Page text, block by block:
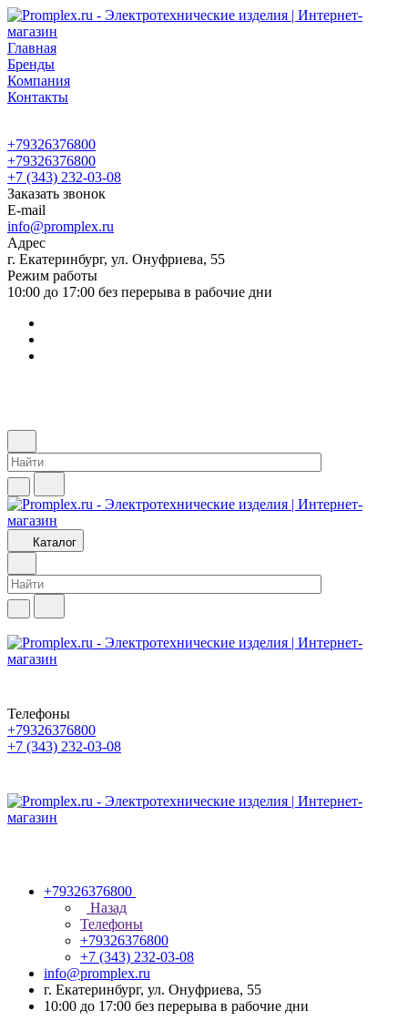
Главная
Бренды
Компания
Контакты
+79326376800
+79326376800
+7 (343) 232-03-08
Заказать звонок
E-mail
info@promplex.ru
Адрес
г. Екатеринбург, ул. Онуфриева, 55
Режим работы
10:00 до 17:00 без перерыва в рабочие дни
Каталог
Телефоны
+79326376800
+7 (343) 232-03-08
+79326376800
Назад
Телефоны
+79326376800
+7 (343) 232-03-08
info@promplex.ru
г. Екатеринбург, ул. Онуфриева, 55
10:00 до 17:00 без перерыва в рабочие дни